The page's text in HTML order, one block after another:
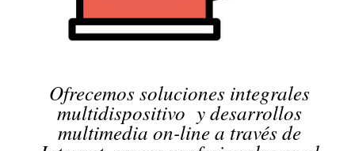
Ofrecemos soluciones integrales
multidispositivo y desarrollos
multimedia on-line a través de